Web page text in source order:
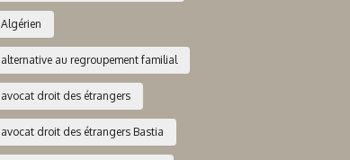
Algérien
alternative au regroupement familial
avocat droit des étrangers
avocat droit des étrangers Bastia